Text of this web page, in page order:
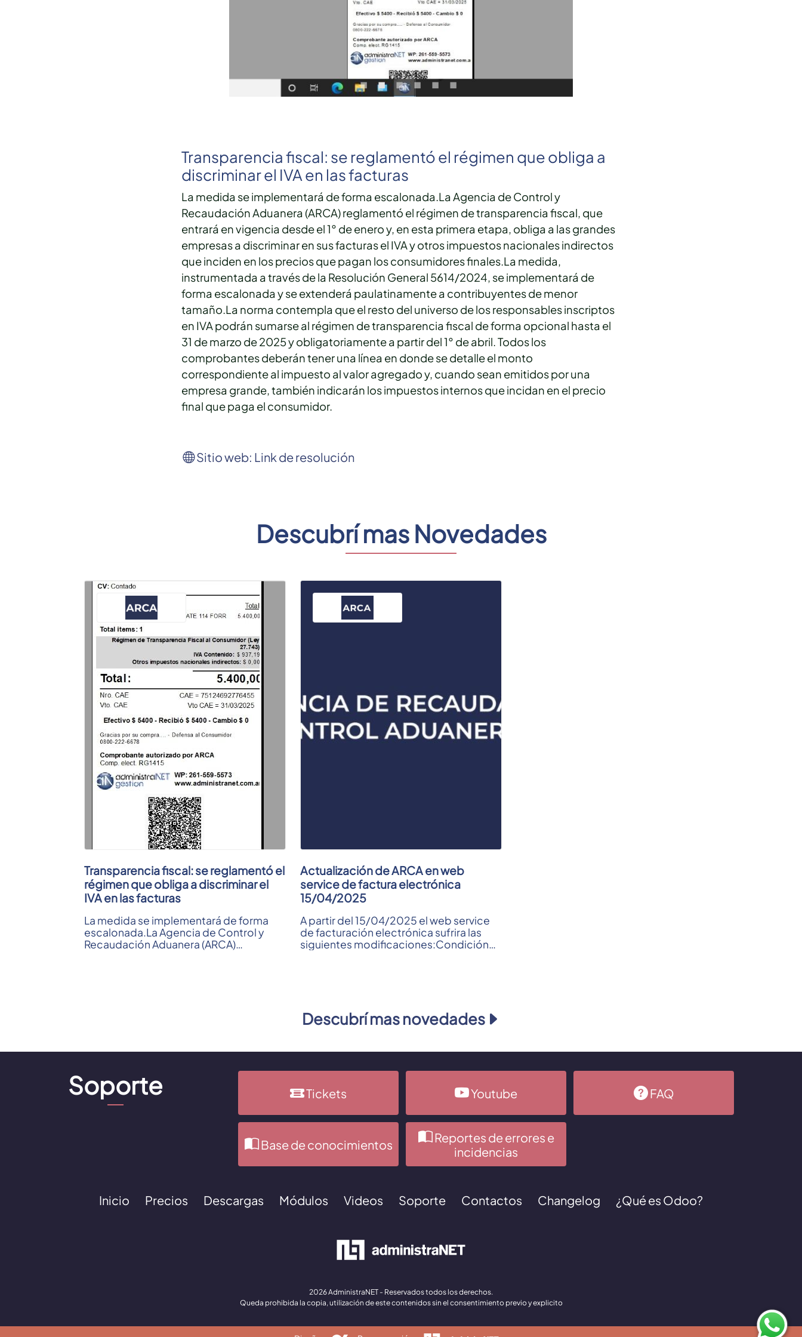
Transparencia fiscal: se reglamentó el régimen que obliga a
discriminar el IVA en las facturas
La medida se implementará de forma escalonada.La Agencia de Control y
Recaudación Aduanera (ARCA) reglamentó el régimen de transparencia fiscal, que
entrará en vigencia desde el 1° de enero y, en esta primera etapa, obliga a las grandes
empresas a discriminar en sus facturas el IVA y otros impuestos nacionales indirectos
que inciden en los precios que pagan los consumidores finales.La medida,
instrumentada a través de la Resolución General 5614/2024, se implementará de
forma escalonada y se extenderá paulatinamente a contribuyentes de menor
tamaño.La norma contempla que el resto del universo de los responsables inscriptos
en IVA podrán sumarse al régimen de transparencia fiscal de forma opcional hasta el
31 de marzo de 2025 y obligatoriamente a partir del 1° de abril. Todos los
comprobantes deberán tener una línea en donde se detalle el monto
correspondiente al impuesto al valor agregado y, cuando sean emitidos por una
empresa grande, también indicarán los impuestos internos que incidan en el precio
final que paga el consumidor.
Sitio web: Link de resolución
Descubrí mas Novedades
Transparencia fiscal: se reglamentó el
régimen que obliga a discriminar el
IVA en las facturas
La medida se implementará de forma
escalonada.La Agencia de Control y
Recaudación Aduanera (ARCA)
Actualización de ARCA en web
service de factura electrónica
15/04/2025
A partir del 15/04/2025 el web service
de facturación electrónica sufrira las
siguientes modificaciones:Condición
Descubrí mas novedades
Soporte Tickets Youtube FAQ
Base de conocimientos
Reportes de errores e
incidencias
Inicio Precios Descargas Módulos Videos Soporte Contactos Changelog ¿Qué es Odoo?
2026 AdministraNET - Reservados todos los derechos.
Queda prohibida la copia, utilización de este contenidos sin el consentimiento previo y explicito